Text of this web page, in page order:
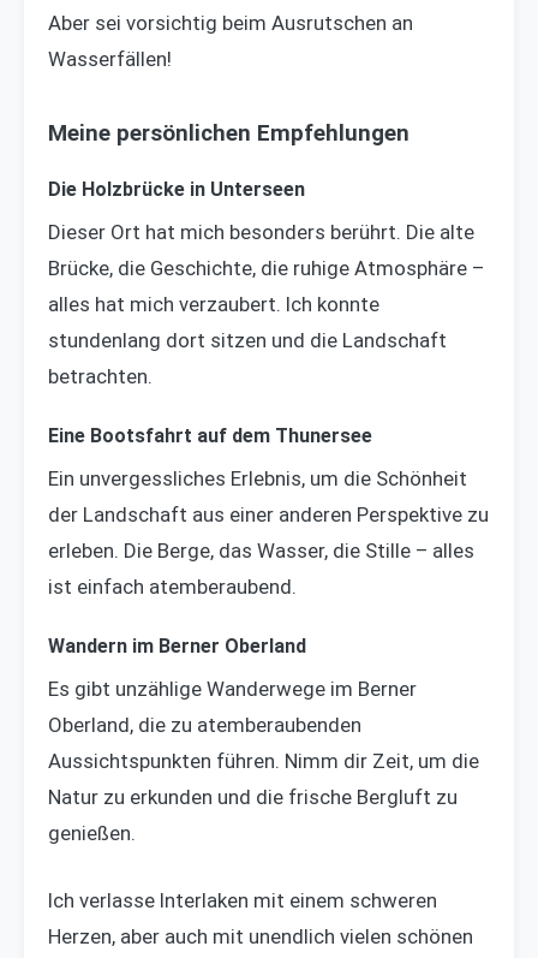
Aber sei vorsichtig beim Ausrutschen an
Wasserfällen!
Meine persönlichen Empfehlungen
Die Holzbrücke in Unterseen
Dieser Ort hat mich besonders berührt. Die alte
Brücke, die Geschichte, die ruhige Atmosphäre –
alles hat mich verzaubert. Ich konnte
stundenlang dort sitzen und die Landschaft
betrachten.
Eine Bootsfahrt auf dem Thunersee
Ein unvergessliches Erlebnis, um die Schönheit
der Landschaft aus einer anderen Perspektive zu
erleben. Die Berge, das Wasser, die Stille – alles
ist einfach atemberaubend.
Wandern im Berner Oberland
Es gibt unzählige Wanderwege im Berner
Oberland, die zu atemberaubenden
Aussichtspunkten führen. Nimm dir Zeit, um die
Natur zu erkunden und die frische Bergluft zu
genießen.
Ich verlasse Interlaken mit einem schweren
Herzen, aber auch mit unendlich vielen schönen